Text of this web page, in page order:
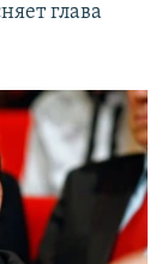
глава